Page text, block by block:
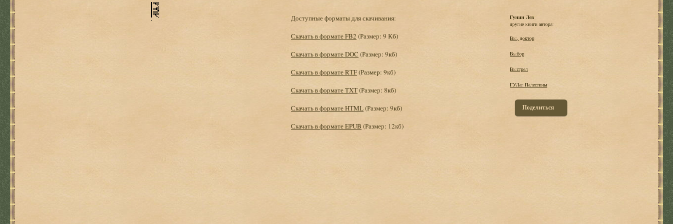
Доступные форматы для скачивания:
Скачать в формате FB2 (Размер: 9 Кб)
Скачать в формате DOC (Размер: 9кб)
Скачать в формате RTF(Размер: 9кб)
Скачать в формате TXT(Размер: 8кб)
Скачать в формате HTML(Размер: 9кб)
Скачать в формате EPUB (Размер: 12кб)
Гунин Лев
другие книги автора:
Вы, доктор
Выбор
Выстрел
ГУЛаг Палестины
Поделиться